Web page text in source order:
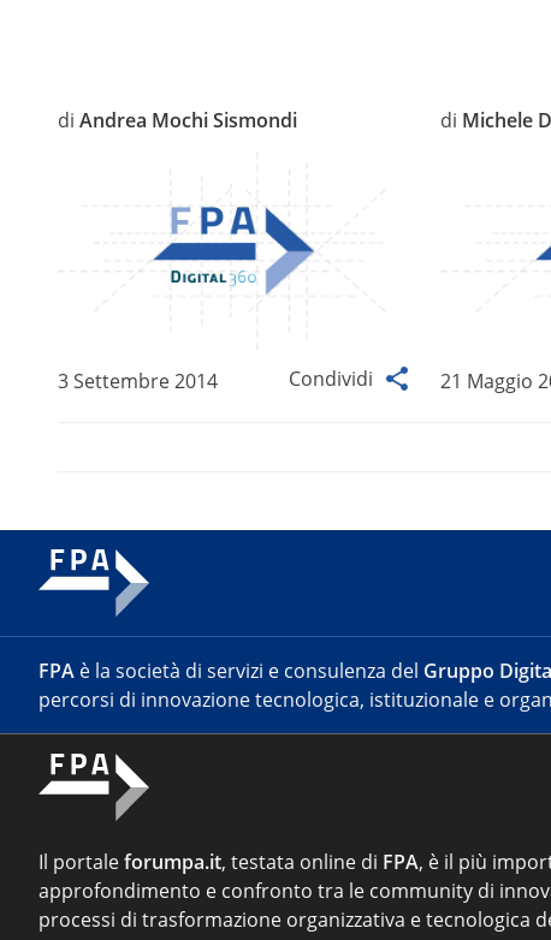
di Andrea Mochi Sismondi
3 Settembre 2014 Condividi
di Michele
21 Maggio
FPA è la società di servizi e consulenza del Gruppo
percorsi di innovazione tecnologica, istituzionale e
Il portaleforumpa.it, testata online di FPA, è il più
approfondimento e confronto tra le community di
processi di trasformazione organizzativa e tecnologica